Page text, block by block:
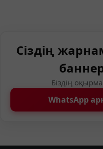
Сіздің
Біздің
WhatsApp